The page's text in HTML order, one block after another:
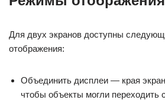
Для двух экранов доступны
отображения:
Объединить дисплеи — края
чтобы объекты могли переходить